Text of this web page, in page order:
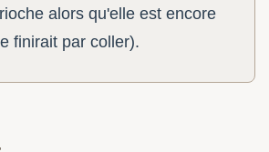
alors qu'elle est encore
finirait par coller).